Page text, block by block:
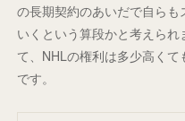
の長期契約のあいだで自ら
いくという算段かと考えら
て、NHLの権利は多少高く
です。